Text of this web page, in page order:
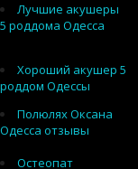
Лучшие акушеры
5 роддома Одесса
Хороший акушер 5
роддом Одессы
Полюлях Оксана
Одесса отзывы
Остеопат